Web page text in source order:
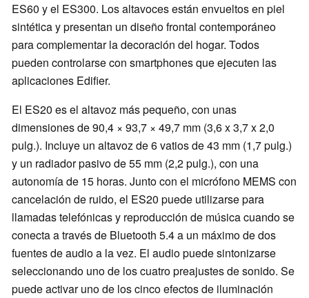
ES60 y el ES300. Los altavoces están envueltos en piel
sintética y presentan un diseño frontal contemporáneo
para complementar la decoración del hogar. Todos
pueden controlarse con smartphones que ejecuten las
aplicaciones Edifier.
El ES20 es el altavoz más pequeño, con unas
dimensiones de 90,4 × 93,7 × 49,7 mm (3,6 x 3,7 x 2,0
pulg.). Incluye un altavoz de 6 vatios de 43 mm (1,7 pulg.)
y un radiador pasivo de 55 mm (2,2 pulg.), con una
autonomía de 15 horas. Junto con el micrófono MEMS con
cancelación de ruido, el ES20 puede utilizarse para
llamadas telefónicas y reproducción de música cuando se
conecta a través de Bluetooth 5.4 a un máximo de dos
fuentes de audio a la vez. El audio puede sintonizarse
seleccionando uno de los cuatro preajustes de sonido. Se
puede activar uno de los cinco efectos de iluminación